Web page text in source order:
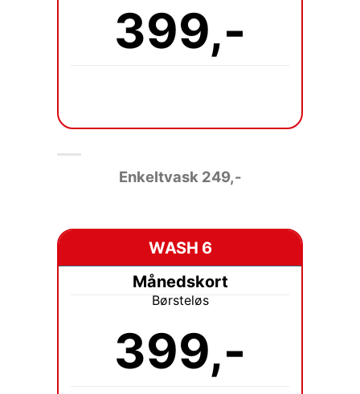
399,-
Enkeltvask 249,-
WASH 6
Månedskort
Børsteløs
399,-